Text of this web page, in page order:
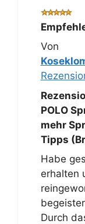
Von
POLO
mehr
Tipps
Habe
erhalten
Durch